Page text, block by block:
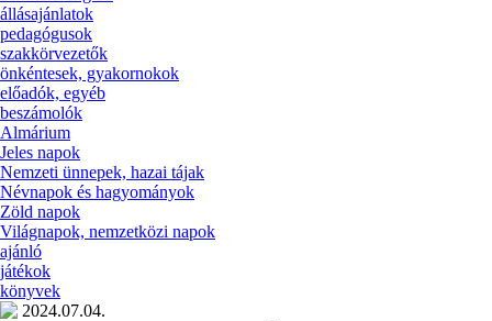
állásajánlatok
pedagógusok
szakkörvezetők
önkéntesek, gyakornokok
előadók, egyéb
beszámolók
Almárium
Jeles napok
Nemzeti ünnepek, hazai tájak
Névnapok és hagyományok
Zöld napok
Világnapok, nemzetközi napok
ajánló
játékok
könyvek
2024.07.04.